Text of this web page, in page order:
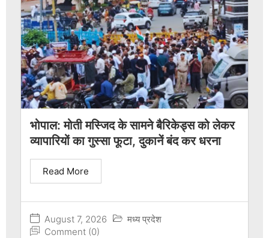
भोपाल: मोती मस्जिद के सामने बैरिकेड्स को लेकर
व्यापारियों का गुस्सा फूटा, दुकानें बंद कर धरना
August 7, 2026
मध्य प्रदेश
Comment (0)
Read More